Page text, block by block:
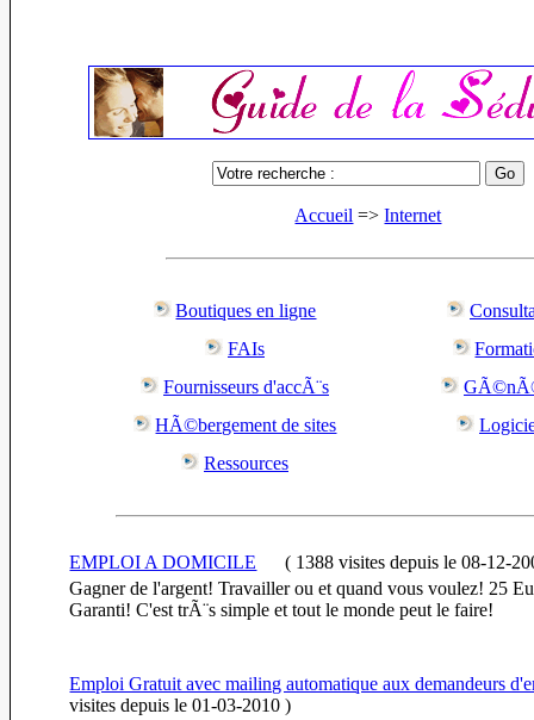
Accueil =>Internet
Boutiques en ligne
FAIs
Fournisseurs d'accÃ¨s
HÃ©bergement de sites
Ressources
EMPLOI A DOMICILE ( 1388 visitesdepuis le 08-12-
Gagner de l'argent! Travailler ou et quand vous voulez! 25
Garanti! C'est trÃ¨s simple et tout le monde peut le faire!
Emploi Gratuit avec mailing automatique aux demandeurs
visitesdepuis le 01-03-2010 )